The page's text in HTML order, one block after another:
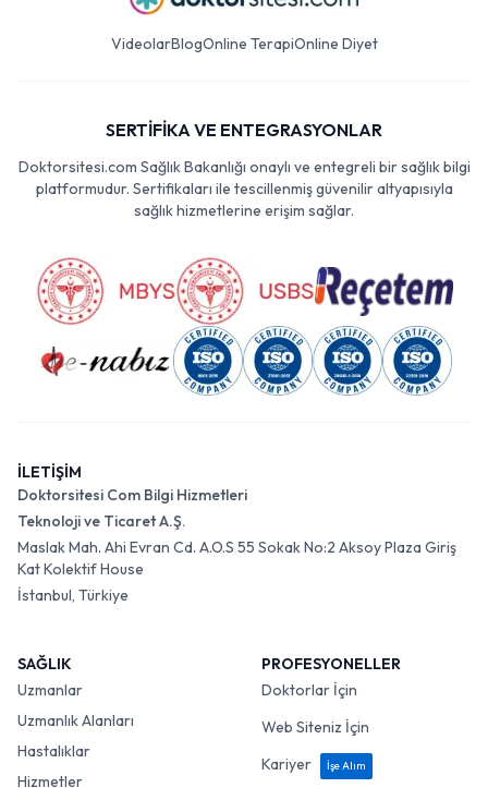
VideolarBlogOnline TerapiOnline Diyet
SERTİFİKA VE ENTEGRASYONLAR
Doktorsitesi.com Sağlık Bakanlığı onaylı ve entegreli bir sağlık bilgi
platformudur. Sertifikaları ile tescillenmiş güvenilir altyapısıyla
sağlık hizmetlerine erişim sağlar.
İLETİŞİM
Doktorsitesi Com Bilgi Hizmetleri
Teknoloji ve Ticaret A.Ş.
Maslak Mah. Ahi Evran Cd. A.O.S 55 Sokak No:2 Aksoy Plaza Giriş
Kat Kolektif House
İstanbul, Türkiye
SAĞLIK
Uzmanlar
Uzmanlık Alanları
Hastalıklar
Hizmetler
PROFESYONELLER
Doktorlar İçin
Web Siteniz İçin
Kariyer
İşe Alım